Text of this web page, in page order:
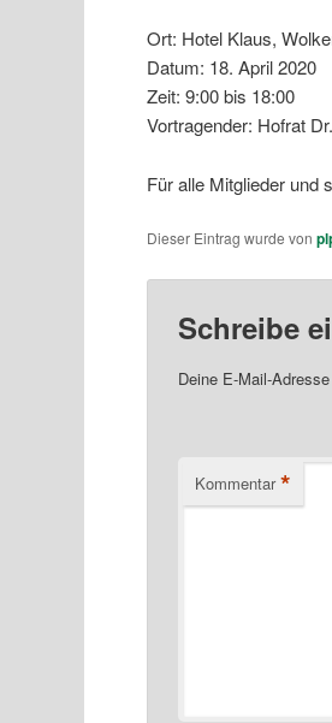
Ort: Hotel Klaus,
Datum: 18. April 2020
Zeit: 9:00 bis 18:00
Vortragender: Hofrat
Für alle Mitglieder und
Dieser Eintrag wurde von
Schreibe
Deine E-Mail-
Kommentar *